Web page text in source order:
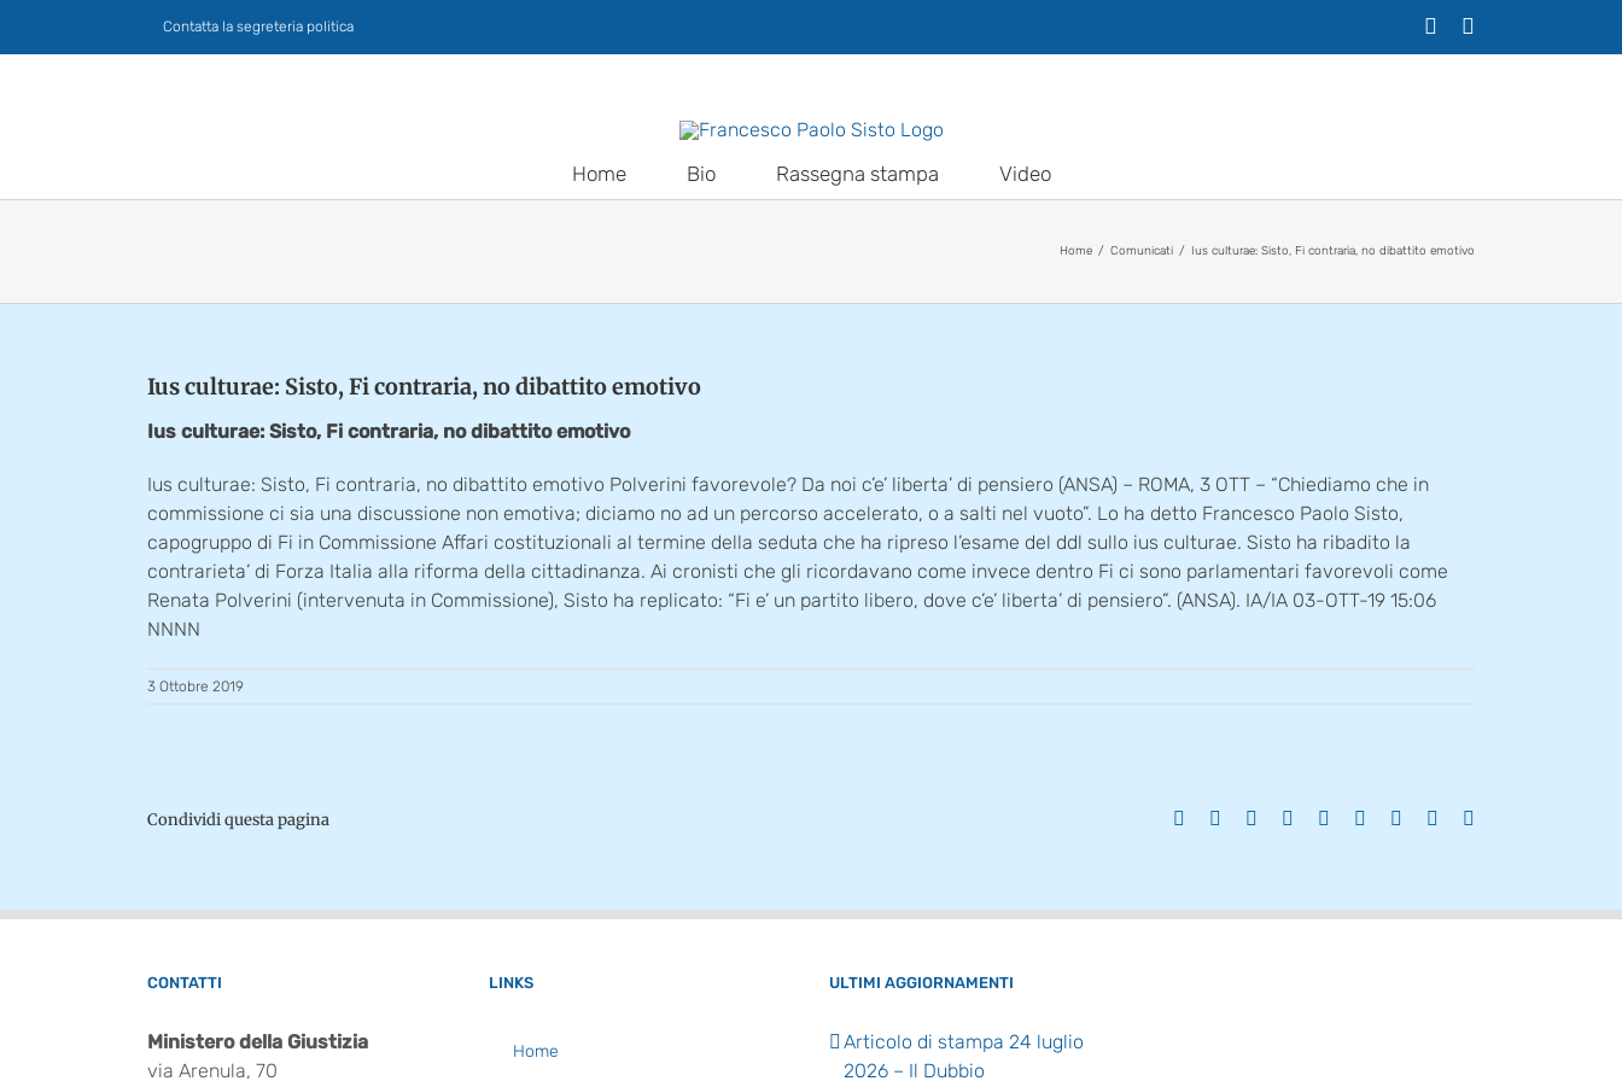
Contatta la segreteria politica
Home Bio Rassegna stampa Video
Home Comunicati Ius culturae: Sisto, Fi contraria, no dibattito emotivo
Ius culturae: Sisto, Fi contraria, no dibattito emotivo
Ius culturae: Sisto, Fi contraria, no dibattito emotivo
Ius culturae: Sisto, Fi contraria, no dibattito emotivo Polverini favorevole? Da noi c’e’ liberta’ di pensiero (ANSA) – ROMA, 3 OTT – “Chiediamo che in
commissione ci sia una discussione non emotiva; diciamo no ad un percorso accelerato, o a salti nel vuoto”. Lo ha detto Francesco Paolo Sisto,
capogruppo di Fi in Commissione Affari costituzionali al termine della seduta che ha ripreso l’esame del ddl sullo ius culturae. Sisto ha ribadito la
contrarieta’ di Forza Italia alla riforma della cittadinanza. Ai cronisti che gli ricordavano come invece dentro Fi ci sono parlamentari favorevoli come
Renata Polverini (intervenuta in Commissione), Sisto ha replicato: “Fi e’ un partito libero, dove c’e’ liberta’ di pensiero”. (ANSA). IA/IA 03-OTT-19 15:06
NNNN
3 Ottobre 2019
Condividi questa pagina Facebook Reddit LinkedInWhatsApp
TumblrPinterest
CONTATTI
Ministero della Giustizia
via Arenula, 70
LINKS
Home
ULTIMI AGGIORNAMENTI
Articolo di stampa 24 luglio
2026 – Il Dubbio